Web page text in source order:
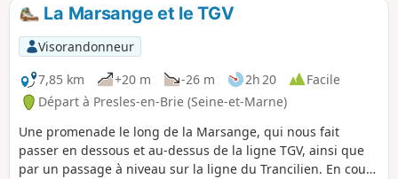
La Marsange et le TGV
Visorandonneur
7,85 km
+20 m -26 m 2h 20
Facile
Départ à Presles-en-Brie (Seine-et-Marne)
Une promenade le long de la Marsange, qui nous fait
passer en dessous et au-dessus de la ligne TGV, ainsi que
par un passage à niveau sur la ligne du Trancilien. En cours